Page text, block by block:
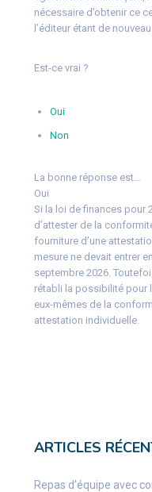
nécessaire d’obtenir ce
l’éditeur étant de
Est-ce vrai ?
Oui
Non
La bonne réponse est…
Oui
Si la loi de finances pour
d’attester de la
fourniture d’une
mesure ne devait entrer
septembre 2026.
rétabli la possibilité pour
eux-mêmes de la
attestation individuelle.
ARTICLES
Repas d’équipe avec